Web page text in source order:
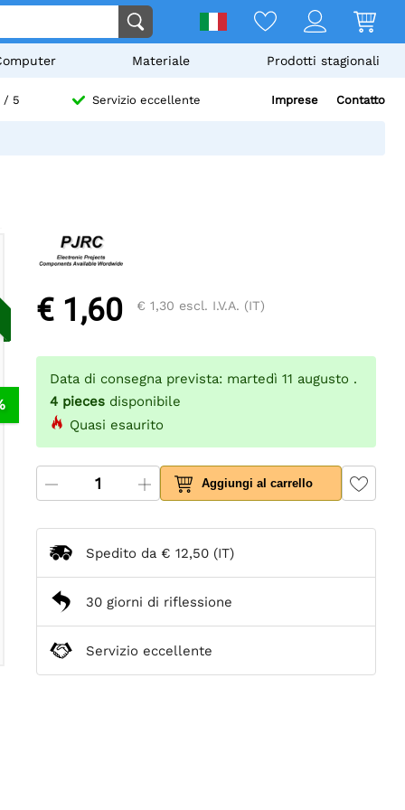
Materiale Prodotti stagionali
/ 5 Servizio eccellente Imprese Contatto
€ 1,60 € 1,30 escl. I.V.A. (IT)
Data di consegna prevista: martedì 11 augusto .
4 pieces disponibile
Quasi esaurito
Aggiungi al carrello
Spedito da € 12,50 (IT)
30 giorni di riflessione
Servizio eccellente